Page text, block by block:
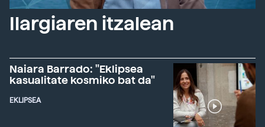
Ilargiaren itzalean
Naiara Barrado: "Eklipsea
kasualitate kosmiko bat da"
EKLIPSEA